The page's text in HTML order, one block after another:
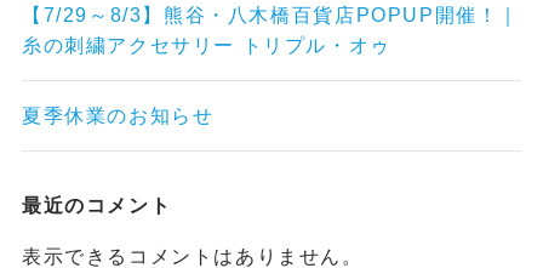
【7/29～8/3】熊谷・八木橋百貨店POPUP開催！｜
糸の刺繍アクセサリー トリプル・オゥ
夏季休業のお知らせ
最近のコメント
表示できるコメントはありません。